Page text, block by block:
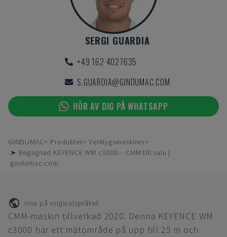
SERGI GUARDIA
+49 162 4027635
S.GUARDIA@GINDUMAC.COM
HÖR AV DIG PÅ WHATSAPP
GINDUMAC Produkter
Verktygsmaskiner
➤ Begagnad KEYENCE WM c3000 – CMM till salu |
gindumac.com
Visa på originalspråket
CMM-maskin tillverkad 2020. Denna KEYENCE WM
c3000 har ett mätområde på upp till 25 m och